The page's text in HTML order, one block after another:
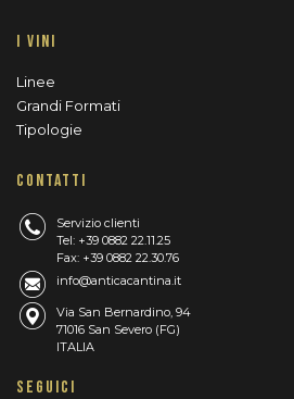
I VINI
Linee
Grandi Formati
Tipologie
CONTATTI
Servizio clienti
Tel: +39 0882 22.11.25
Fax: +39 0882 22.30.76
info@anticacantina.it
Via San Bernardino, 94
71016 San Severo (FG)
ITALIA
SEGUICI